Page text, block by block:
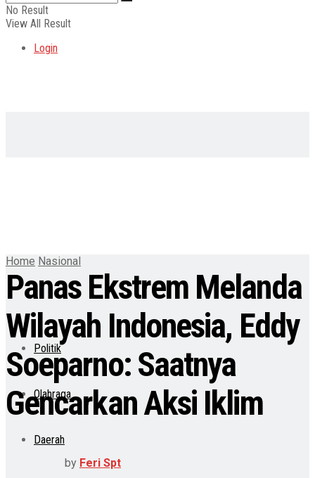
No Result
View All Result
Login
Politik
Olahraga
Daerah
Home Nasional
Panas Ekstrem Melanda
Wilayah Indonesia, Eddy
Soeparno: Saatnya
Gencarkan Aksi Iklim
by Feri Spt